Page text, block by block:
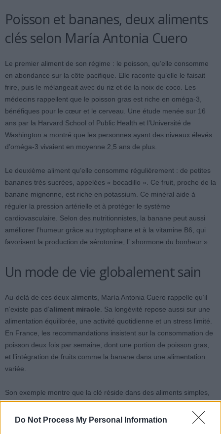
Do Not Process My Personal Information
Poisson et bananes, deux aliments
clés selon María Antonia Cuero
Le premier aliment de son régime : le poisson, qu’elle consomme
en abondance sur la côte pacifique. Elle raconte qu’elle le faisait
frire, puis le mélangeait avec du riz et de la noix de coco. Les
médecins rappellent que le poisson gras est riche en oméga-3,
bénéfiques pour le cœur et le cerveau. Une étude menée sur 16
ans par la Harvard School of Public Health et l’Université de
Washington a montré que les personnes ayant des niveaux élevés
d’oméga-3 vivaient en moyenne 2,5 ans de plus.
Le deuxième aliment qu’elle consomme régulièrement : de petites
bananes très sucrées, appelées « bocadillo ». Ce fruit, proche de la
banane mignonne, est riche en potassium. Ce minéral aide à
réguler la pression artérielle et à protéger le système
cardiovasculaire. Selon des nutritionnistes, la banane peut aussi
améliorer l’humeur grâce au tryptophane et à la vitamine B6, qui
favorisent la production de sérotonine, l’ »hormone du bonheur ».
Un mode de vie globalement sain
Au-delà de ces deux aliments, María Antonia Cuero rappelle qu’il
n’existe pas d’aliment miracle . Sa longévité repose aussi sur une
alimentation équilibrée, une activité quotidienne et un stress limité.
En France, les recommandations insistent sur la consommation de
poisson deux fois par semaine, dont une portion de poisson gras,
et l’intégration de fruits comme la banane dans une alimentation
variée.
Son exemple montre que la clé réside dans des aliments simples,
peu transformés, un corps actif, et une vie sans stress excessif. À
123 ans, María Antonia Cuero continue d’inciter à manger du